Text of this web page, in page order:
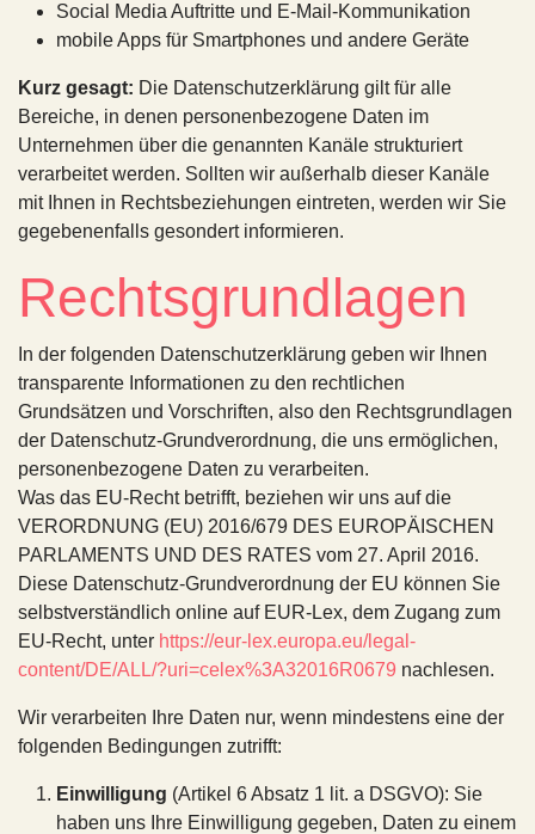
Social Media Auftritte und E-Mail-Kommunikation
mobile Apps für Smartphones und andere Geräte
Kurz gesagt: Die Datenschutzerklärung gilt für alle
Bereiche, in denen personenbezogene Daten im
Unternehmen über die genannten Kanäle strukturiert
verarbeitet werden. Sollten wir außerhalb dieser Kanäle
mit Ihnen in Rechtsbeziehungen eintreten, werden wir Sie
gegebenenfalls gesondert informieren.
Rechtsgrundlagen
In der folgenden Datenschutzerklärung geben wir Ihnen
transparente Informationen zu den rechtlichen
Grundsätzen und Vorschriften, also den Rechtsgrundlagen
der Datenschutz-Grundverordnung, die uns ermöglichen,
personenbezogene Daten zu verarbeiten.
Was das EU-Recht betrifft, beziehen wir uns auf die
VERORDNUNG (EU) 2016/679 DES EUROPÄISCHEN
PARLAMENTS UND DES RATES vom 27. April 2016.
Diese Datenschutz-Grundverordnung der EU können Sie
selbstverständlich online auf EUR-Lex, dem Zugang zum
EU-Recht, unter https://eur-lex.europa.eu/legal-
content/DE/ALL/?uri=celex%3A32016R0679 nachlesen.
Wir verarbeiten Ihre Daten nur, wenn mindestens eine der
folgenden Bedingungen zutrifft:
Einwilligung (Artikel 6 Absatz 1 lit. a DSGVO): Sie
haben uns Ihre Einwilligung gegeben, Daten zu einem